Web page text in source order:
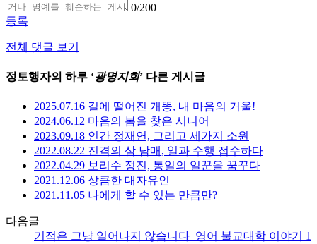
0/200
등록
전체 댓글 보기
정토행자의 하루 ‘광명지회’ 다른 게시글
2025.07.16 길에 떨어진 개똥, 내 마음의 거울!
2024.06.12 마음의 봄을 찾은 시니어
2023.09.18 인간 정재연, 그리고 세가지 소원
2022.08.22 진격의 삼 남매, 일과 수행 접수하다
2022.04.29 보리수 정진, 통일의 일꾼을 꿈꾸다
2021.12.06 상큼한 대자유인
2021.11.05 나에게 할 수 있는 만큼만?
다음글
기적은 그냥 일어나지 않습니다_영어 불교대학 이야기 1